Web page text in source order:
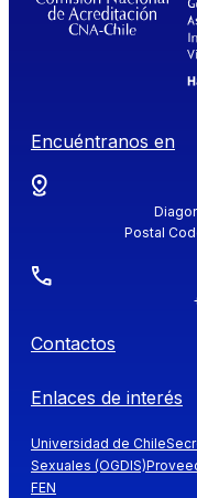
Encuéntranos en
Postal
Contactos
Enlaces de interés
Universidad de Chile
Sexuales (OGDIS)
FEN